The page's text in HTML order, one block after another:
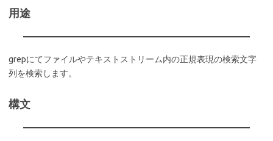
用途
grepにてファイルやテキストストリーム内の正規表現の検索文字
列を検索します。
構文